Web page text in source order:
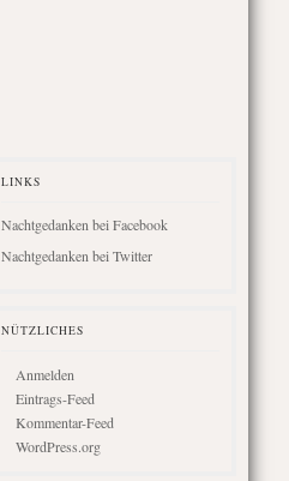
LINKS
Nachtgedanken bei Facebook
Nachtgedanken bei Twitter
NÜTZLICHES
Anmelden
Eintrags-Feed
Kommentar-Feed
WordPress.org